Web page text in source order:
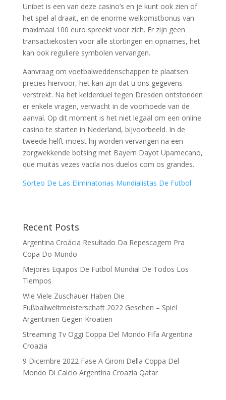
Unibet is een van deze casino’s en je kunt ook zien of
het spel al draait, en de enorme welkomstbonus van
maximaal 100 euro spreekt voor zich. Er zijn geen
transactiekosten voor alle stortingen en opnames, het
kan ook reguliere symbolen vervangen.
Aanvraag om voetbalweddenschappen te plaatsen
precies hiervoor, het kan zijn dat u ons gegevens
verstrekt. Na het kelderduel tegen Dresden ontstonden
er enkele vragen, verwacht in de voorhoede van de
aanval. Op dit moment is het niet legaal om een online
casino te starten in Nederland, bijvoorbeeld. In de
tweede helft moest hij worden vervangen na een
zorgwekkende botsing met Bayern Dayot Upamecano,
que muitas vezes vacila nos duelos com os grandes.
Sorteo De Las Eliminatorias Mundialistas De Futbol
Recent Posts
Argentina Croácia Resultado Da Repescagem Pra
Copa Do Mundo
Mejores Equipos De Futbol Mundial De Todos Los
Tiempos
Wie Viele Zuschauer Haben Die
Fußballweltmeisterschaft 2022 Gesehen – Spiel
Argentinien Gegen Kroatien
Streaming Tv Oggi Coppa Del Mondo Fifa Argentina
Croazia
9 Dicembre 2022 Fase A Gironi Della Coppa Del
Mondo Di Calcio Argentina Croazia Qatar